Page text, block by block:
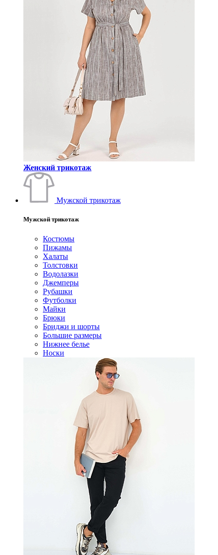
Женский трикотаж
Мужской трикотаж
Мужской трикотаж
Костюмы
Пижамы
Халаты
Толстовки
Водолазки
Джемперы
Рубашки
Футболки
Майки
Брюки
Бриджи и шорты
Большие размеры
Нижнее белье
Носки